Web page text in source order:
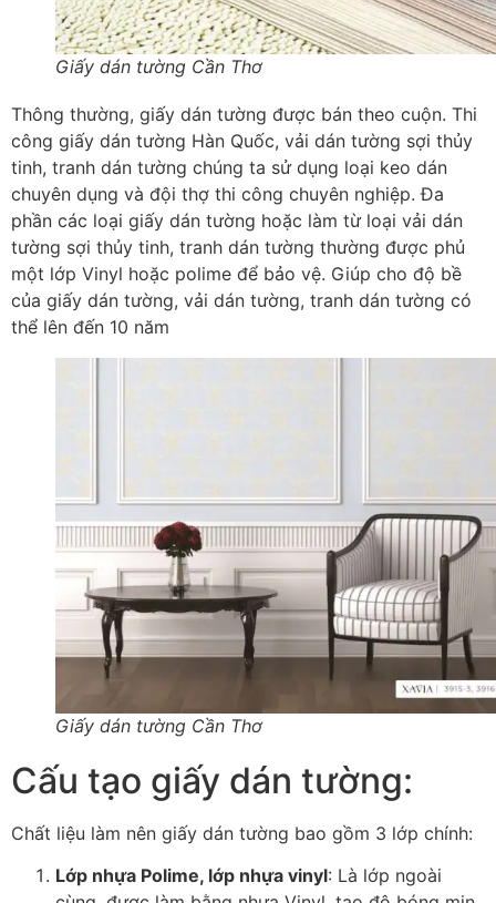
Giấy dán tường Cần Thơ
Thông thường, giấy dán tường được bán theo cuộn. Thi
công giấy dán tường Hàn Quốc, vải dán tường sợi thủy
tinh, tranh dán tường chúng ta sử dụng loại keo dán
chuyên dụng và đội thợ thi công chuyên nghiệp. Đa
phần các loại giấy dán tường hoặc làm từ loại vải dán
tường sợi thủy tinh, tranh dán tường thường được phủ
một lớp Vinyl hoặc polime để bảo vệ. Giúp cho độ bề
của giấy dán tường, vải dán tường, tranh dán tường có
thể lên đến 10 năm
Giấy dán tường Cần Thơ
Cấu tạo giấy dán tường:
Chất liệu làm nên giấy dán tường bao gồm 3 lớp chính:
Lớp nhựa Polime, lớp nhựa vinyl: Là lớp ngoài